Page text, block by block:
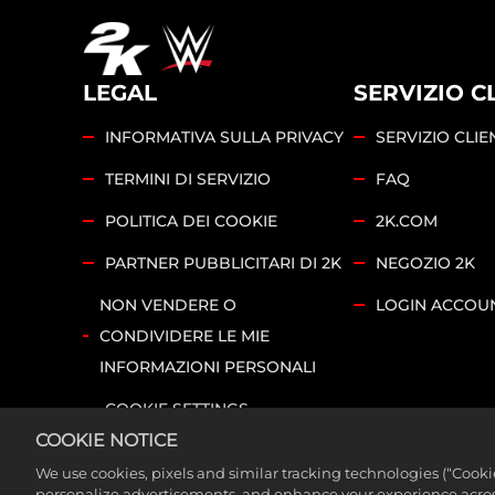
LEGAL
INFORMATIVA SULLA PRIVACY
TERMINI DI SERVIZIO
POLITICA DEI COOKIE
PARTNER PUBBLICITARI DI 2K
NON VENDERE O
CONDIVIDERE LE MIE
INFORMAZIONI PERSONALI
COOKIE SETTINGS
SERVIZIO
SERVIZIO
FAQ
2K.COM
NEGOZIO 2K
LOGIN
i diritti riservati. Tutta la programmazione, i nomi
COOKIE NOTICE
We use cookies, pixels and similar tracking technologies